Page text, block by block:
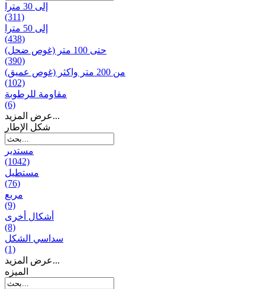
إلى 30 مترا
(311)
إلى 50 مترا
(438)
حتى 100 متر (غوص ضحل)
(390)
من 200 متر واکثر (غوص عميق)
(102)
مقاومة للرطوبة
(6)
عرض المزيد...
شكل الإطار
مستدير
(1042)
مستطيل
(76)
مربع
(9)
أشكال أخرى
(8)
سداسي الشكل
(1)
عرض المزيد...
المیزه